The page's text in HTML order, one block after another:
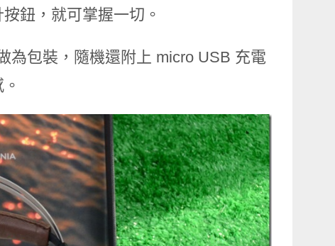
鈕，就可掌握一切。
為包裝，隨機還附上 micro USB 充電